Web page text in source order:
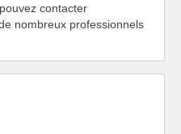
contacter
nombreux professionnels